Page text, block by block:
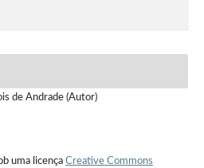
de Andrade (Autor)
uma licença Creative Commons